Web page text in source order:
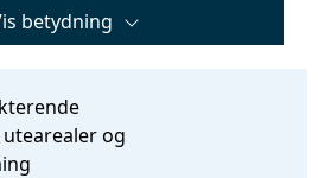
betydning
utearealer og